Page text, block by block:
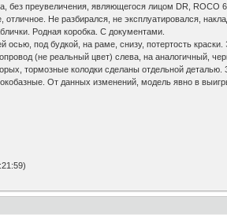
без преувеличения, являющегося лицом DR, ROCO
Не разбирался, не эксплуатировался,
Родная коробка. С документами.
под будкой, на раме, снизу, потертость
(не реальный цвет) слева, на аналогичный,
тормозные колодки сделаны отдельной
От данных изменений, модель явно в